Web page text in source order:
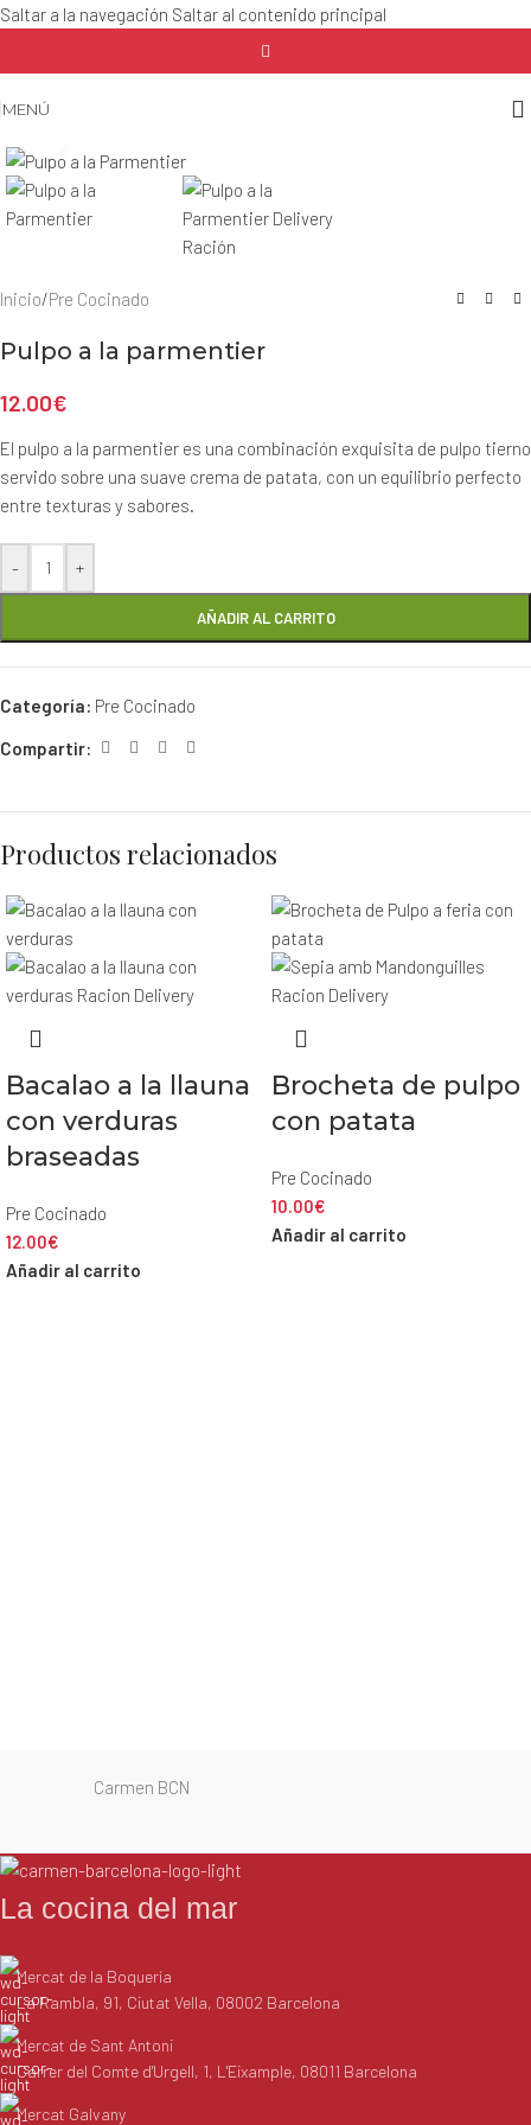
Saltar a la navegación Saltar al contenido principal
MENÚ
Inicio/Pre Cocinado
Pulpo a la parmentier
12.00€
El pulpo a la parmentier es una combinación exquisita de pulpo tierno
servido sobre una suave crema de patata, con un equilibrio perfecto
entre texturas y sabores.
- +
AÑADIR AL CARRITO
Categoría: Pre Cocinado
Compartir:
Productos relacionados
Bacalao a la llauna
con verduras
braseadas
Pre Cocinado
12.00€
Añadir al carrito
Brocheta de pulpo
con patata
Pre Cocinado
10.00€
Añadir al carrito
Carmen BCN
La cocina del mar
Mercat de la Boquería
La Rambla, 91, Ciutat Vella, 08002 Barcelona
Mercat de Sant Antoni
Carrer del Comte d'Urgell, 1, L'Eixample, 08011 Barcelona
Mercat Galvany